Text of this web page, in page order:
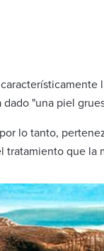
"una piel
lo tanto,
que